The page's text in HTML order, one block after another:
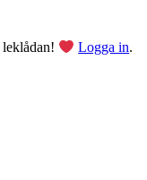
Logga in.